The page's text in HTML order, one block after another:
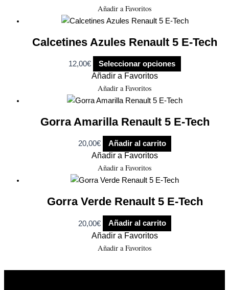
Añadir a Favoritos
Calcetines Azules Renault 5 E-Tech
12,00€ Seleccionar opciones
Añadir a Favoritos
Añadir a Favoritos
Gorra Amarilla Renault 5 E-Tech
20,00€ Añadir al carrito
Añadir a Favoritos
Añadir a Favoritos
Gorra Verde Renault 5 E-Tech
20,00€ Añadir al carrito
Añadir a Favoritos
Añadir a Favoritos